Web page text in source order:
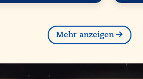
Mehr anzeigen